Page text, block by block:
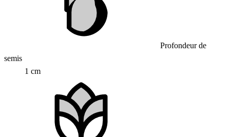
Profondeur de
semis
1 cm